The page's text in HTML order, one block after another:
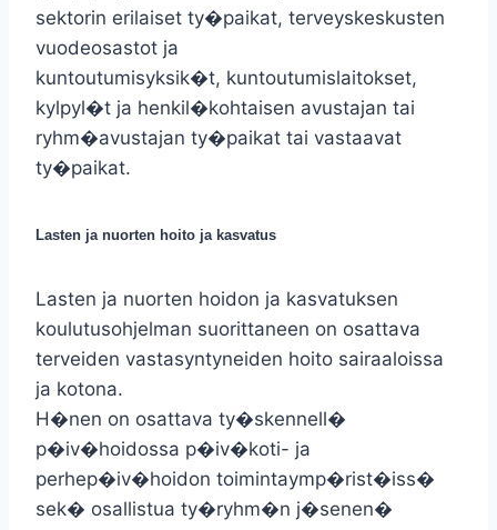
sektorin erilaiset ty�paikat, terveyskeskusten
vuodeosastot ja
kuntoutumisyksik�t, kuntoutumislaitokset,
kylpyl�t ja henkil�kohtaisen avustajan tai
ryhm�avustajan ty�paikat tai vastaavat
ty�paikat.
Lasten ja nuorten hoito ja kasvatus
Lasten ja nuorten hoidon ja kasvatuksen
koulutusohjelman suorittaneen on osattava
terveiden vastasyntyneiden hoito sairaaloissa
ja kotona.
H�nen on osattava ty�skennell�
p�iv�hoidossa p�iv�koti- ja
perhep�iv�hoidon toimintaymp�rist�iss�
sek� osallistua ty�ryhm�n j�senen�